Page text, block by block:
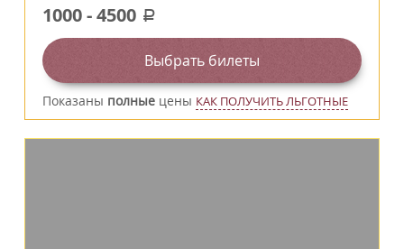
1000-4500 a
Выбрать билеты
Показаны полные цены КАК ПОЛУЧИТЬ ЛЬГОТНЫЕ